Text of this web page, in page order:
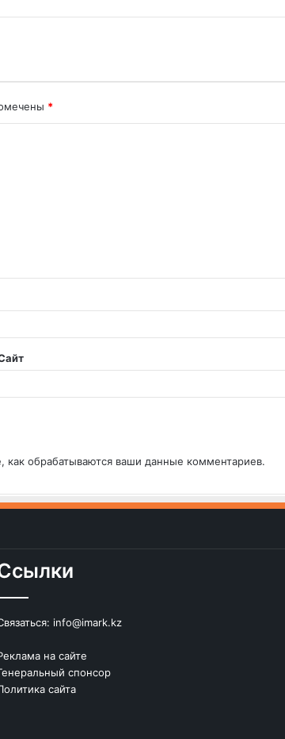
*
как обрабатываются ваши данные комментариев.
info@imark.kz
на сайте
спонсор
сайта